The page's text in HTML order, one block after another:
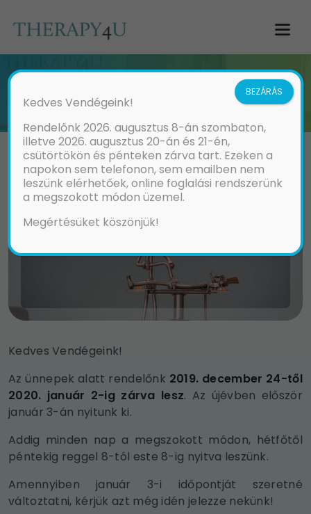
ÜNNEPI NYITVATARTÁS
Kedves Vendégeink!
Az ünnepek alatt rendelőnk 2019. december 24-től
2020. január 2-ig zárva lesz. Az újévben először
január 3-án nyitunk ki.
Addig minden nap a megszokott módon, hétfőtől
péntekig reggel 8-tól este 8-ig nyitva leszünk.
Amennyiben január 3-i időpontját szeretné
változtatni, kérjük azt még idén jelezze nekünk!
Kedves Vendégeink!
Rendelőnk 2026. augusztus 8-án szombaton,
illetve 2026. augusztus 20-án és 21-én,
csütörtökön és pénteken zárva tart. Ezeken a
napokon sem telefonon, sem emailben nem
leszünk elérhetőek, online foglalási rendszerünk
a megszokott módon üzemel.
Megértésüket köszönjük!
BEZÁRÁS